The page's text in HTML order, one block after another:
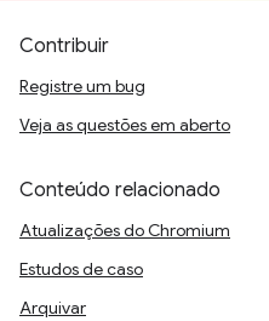
Contribuir
Registre um bug
Veja as questões em aberto
Conteúdo relacionado
Atualizações do Chromium
Estudos de caso
Arquivar